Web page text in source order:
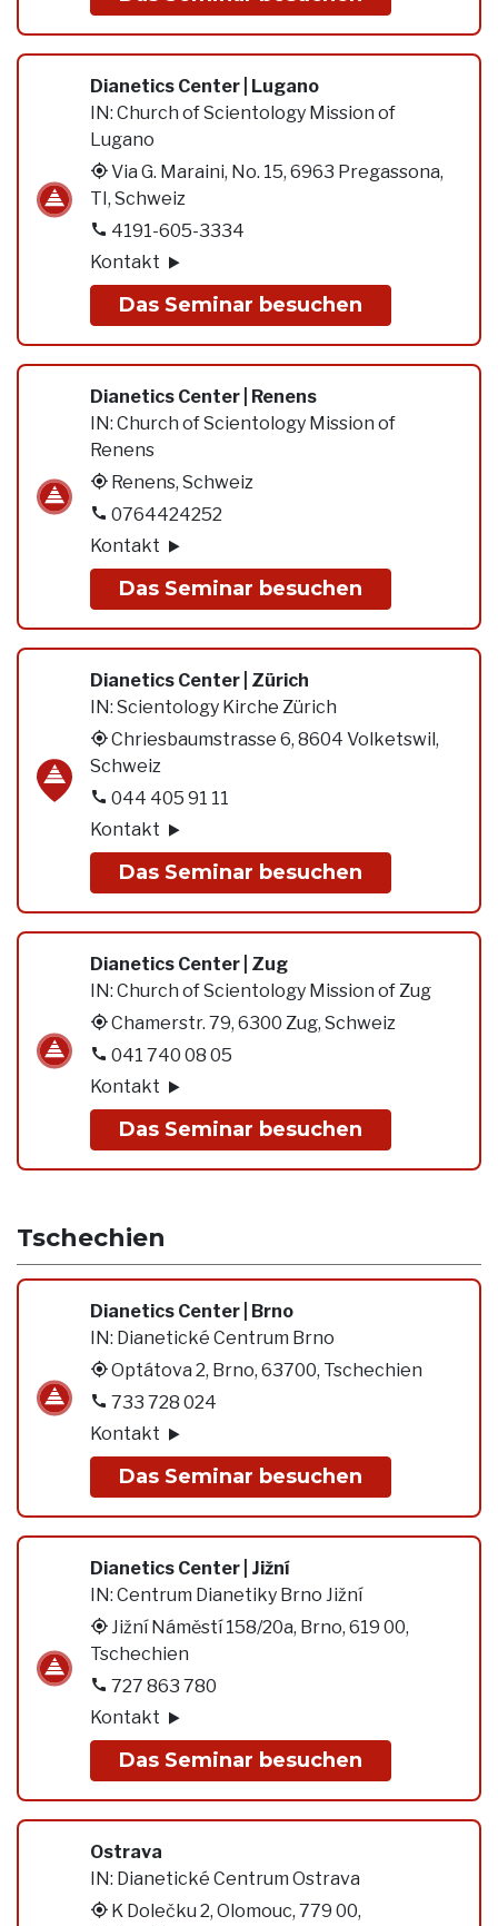
Dianetics Center | Lugano
IN: Church of Scientology Mission of
Lugano
Via G. Maraini, No. 15, 6963 Pregassona,
TI, Schweiz
4191-605-3334
Kontakt
Das Seminar besuchen
Dianetics Center | Renens
IN: Church of Scientology Mission of
Renens
Renens, Schweiz
0764424252
Kontakt
Das Seminar besuchen
Dianetics Center | Zürich
IN: Scientology Kirche Zürich
Chriesbaumstrasse 6, 8604 Volketswil,
Schweiz
044 405 91 11
Kontakt
Das Seminar besuchen
Dianetics Center | Zug
IN: Church of Scientology Mission of Zug
Chamerstr. 79, 6300 Zug, Schweiz
041 740 08 05
Kontakt
Das Seminar besuchen
Tschechien
Dianetics Center | Brno
IN: Dianetické Centrum Brno
Optátova 2, Brno, 63700, Tschechien
733 728 024
Kontakt
Das Seminar besuchen
Dianetics Center | Jižní
IN: Centrum Dianetiky Brno Jižní
Jižní Náměstí 158/20a, Brno, 619 00,
Tschechien
727 863 780
Kontakt
Das Seminar besuchen
Ostrava
IN: Dianetické Centrum Ostrava
K Dolečku 2, Olomouc, 779 00,